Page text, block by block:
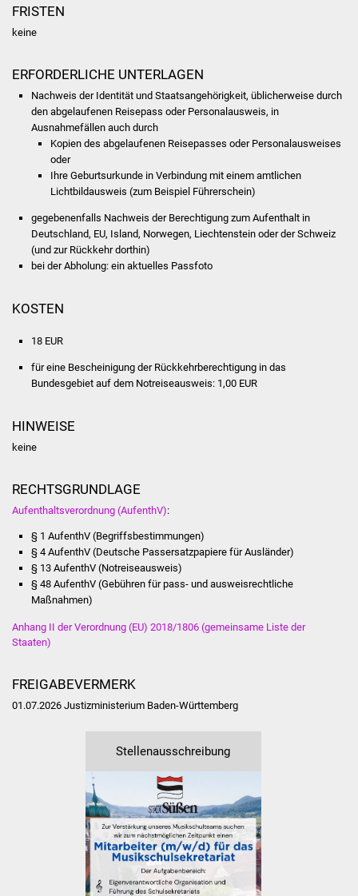
Ärzte und Apotheken
Pflege von Angehörigen
Index
ÖPNV
Veranstaltungen
Stadtbücherei
Stadtarchiv
Zehntscheuer
Kulturhalle
Selbsteintrag Vereine
Beirat Süßener Vereine
Sportanlagen
Tourismus
FRISTEN
keine
ERFORDERLICHE UNTERLAGEN
Nachweis der Identität und Staatsangehörigkeit, üblicherweise durch
den abgelaufenen Reisepass oder Personalausweis, in
Ausnahmefällen auch durch
Kopien des abgelaufenen Reisepasses oder Personalausweises
oder
Ihre Geburtsurkunde in Verbindung mit einem amtlichen
Lichtbildausweis (zum Beispiel Führerschein)
gegebenenfalls Nachweis der Berechtigung zum Aufenthalt in
Deutschland, EU, Island, Norwegen, Liechtenstein oder der Schweiz
(und zur Rückkehr dorthin)
bei der Abholung: ein aktuelles Passfoto
KOSTEN
18 EUR
für eine Bescheinigung der Rückkehrberechtigung in das
Bundesgebiet auf dem Notreiseausweis: 1,00 EUR
HINWEISE
keine
RECHTSGRUNDLAGE
Aufenthaltsverordnung (AufenthV):
§ 1 AufenthV (Begriffsbestimmungen)
§ 4 AufenthV (Deutsche Passersatzpapiere für Ausländer)
§ 13 AufenthV (Notreiseausweis)
§ 48 AufenthV (Gebühren für pass- und ausweisrechtliche
Maßnahmen)
Anhang II der Verordnung (EU) 2018/1806 (gemeinsame Liste der
Staaten)
FREIGABEVERMERK
01.07.2026 Justizministerium Baden-Württemberg
Stellenausschreibung